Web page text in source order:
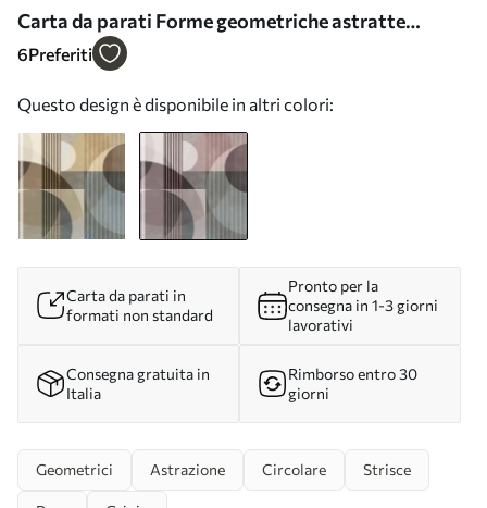
Carta da parati Forme geometriche astratte
composte da cerchi e linee, tonalità tenui,
w09834v1
6Preferiti
Questo design è disponibile in altri colori:
Carta da parati in
formati non standard
Pronto per la
consegna in 1-3 giorni
lavorativi
Consegna gratuita in
Italia
Rimborso entro 30
giorni
Geometrici Astrazione Circolare Strisce